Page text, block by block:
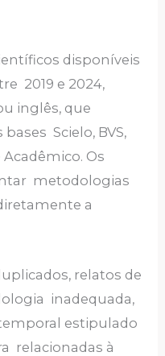
disponíveis
2019 e 2024,
inglês, que
Scielo, BVS,
Acadêmico. Os
metodologias
a
relatos de
inadequada,
estipulado
relacionadas à